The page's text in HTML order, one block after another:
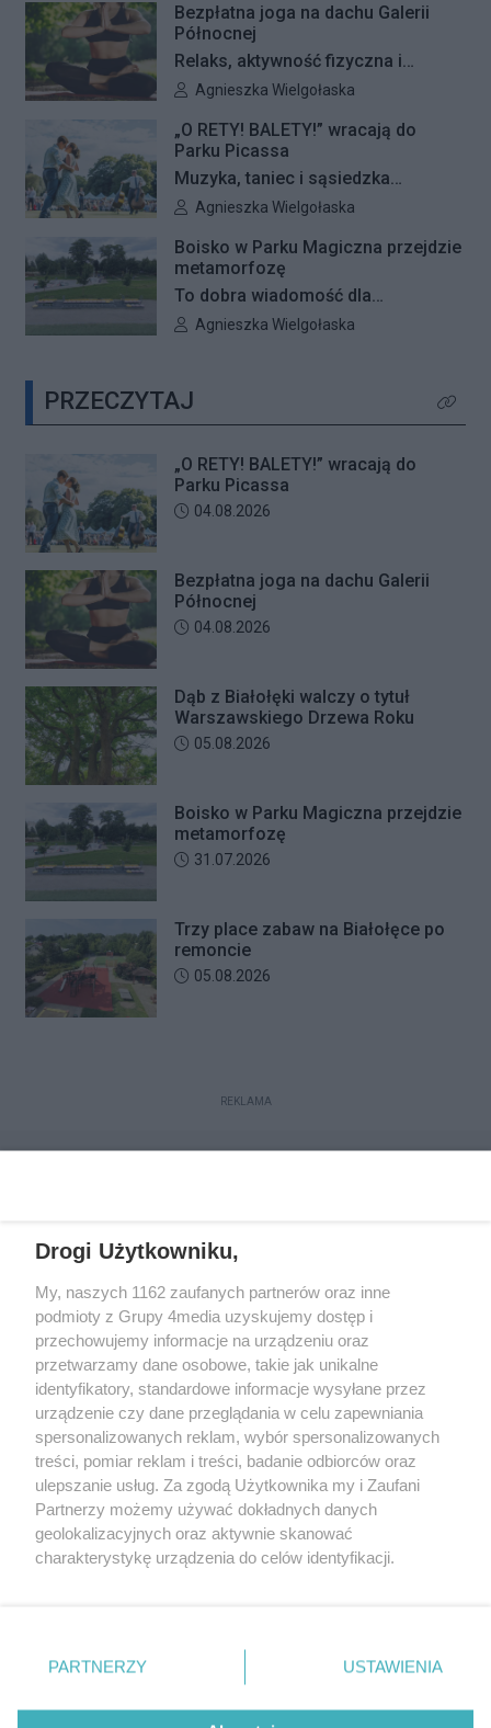
finałowej dwunastki zakwalifikował
się okazały dąb szypułkowy
rosnący przy ul. Konturowej. Teraz
o zwycięstwie zadecydują głosy
mieszkańców.
Bezpłatna joga na dachu Galerii
Północnej
Relaks, aktywność fizyczna i
wyjątkowa przestrzeń pełna zieleni
Fitness Zdrofit zapraszają
Autor artykułu:
Agnieszka Wielgołaska
„O RETY! BALETY!” wracają do
Parku Picassa
Muzyka, taniec i sąsiedzka
atmosfera ponownie zagoszczą w
rozpocznie się VII edycja
plenerowych potańcówek „O RETY!
Autor artykułu:
Agnieszka Wielgołaska
Boisko w Parku Magiczna przejdzie
metamorfozę
To dobra wiadomość dla
mieszkańców Białołęki i miłośników
zostanie kompleksowo
zmodernizowane.
Autor artykułu:
Agnieszka Wielgołaska
PRZECZYTAJ Kliknij
„O RETY! BALETY!” wracają do
Parku Picassa
Data dodania artykułu:
04.08.2026
Bezpłatna joga na dachu Galerii
Północnej
Data dodania artykułu:
04.08.2026
Dąb z Białołęki walczy o tytuł
Warszawskiego Drzewa Roku
Data dodania artykułu:
05.08.2026
Boisko w Parku Magiczna przejdzie
metamorfozę
Data dodania artykułu:
31.07.2026
Trzy place zabaw na Białołęce po
remoncie
Data dodania artykułu:
05.08.2026
REKLAMA
Kontakt Redakcja Reklama
Regulamin
Polityka prywatności
Zapisz się do newslettera
Dołącz do grona ludzi najlepiej poinformowanych!
Zapisz się »
Drogi Użytkowniku,
My, naszych 1162 zaufanych partnerów oraz inne
podmioty z Grupy 4media uzyskujemy dostęp i
przechowujemy informacje na urządzeniu oraz
przetwarzamy dane osobowe, takie jak unikalne
identyfikatory, standardowe informacje wysyłane przez
urządzenie czy dane przeglądania w celu zapewniania
spersonalizowanych reklam, wybór spersonalizowanych
treści, pomiar reklam i treści, badanie odbiorców oraz
ulepszanie usług. Za zgodą Użytkownika my i Zaufani
Partnerzy możemy używać dokładnych danych
geolokalizacyjnych oraz aktywnie skanować
charakterystykę urządzenia do celów identyfikacji.
zmienić/wycofać klikając przycisk ustawień prywatności
znajdujący się w lewym dolnym rogu strony
. Niektóre
PARTNERZY USTAWIENIA